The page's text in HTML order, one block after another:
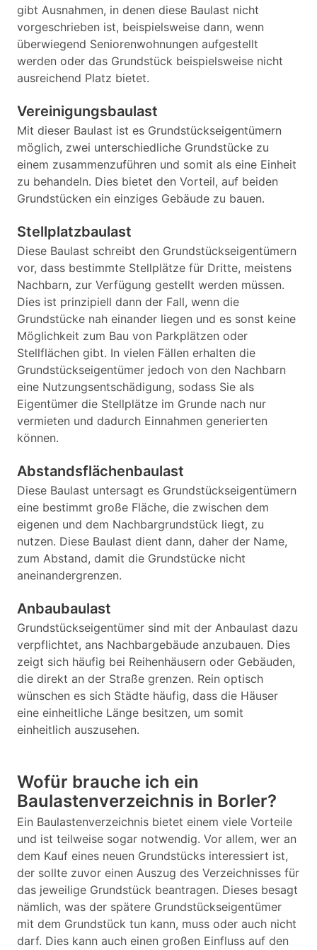
gibt Ausnahmen, in denen diese Baulast nicht
vorgeschrieben ist, beispielsweise dann, wenn
überwiegend Seniorenwohnungen aufgestellt
werden oder das Grundstück beispielsweise nicht
ausreichend Platz bietet.
Vereinigungsbaulast
Mit dieser Baulast ist es Grundstückseigentümern
möglich, zwei unterschiedliche Grundstücke zu
einem zusammenzuführen und somit als eine Einheit
zu behandeln. Dies bietet den Vorteil, auf beiden
Grundstücken ein einziges Gebäude zu bauen.
Stellplatzbaulast
Diese Baulast schreibt den Grundstückseigentümern
vor, dass bestimmte Stellplätze für Dritte, meistens
Nachbarn, zur Verfügung gestellt werden müssen.
Dies ist prinzipiell dann der Fall, wenn die
Grundstücke nah einander liegen und es sonst keine
Möglichkeit zum Bau von Parkplätzen oder
Stellflächen gibt. In vielen Fällen erhalten die
Grundstückseigentümer jedoch von den Nachbarn
eine Nutzungsentschädigung, sodass Sie als
Eigentümer die Stellplätze im Grunde nach nur
vermieten und dadurch Einnahmen generierten
können.
Abstandsflächenbaulast
Diese Baulast untersagt es Grundstückseigentümern
eine bestimmt große Fläche, die zwischen dem
eigenen und dem Nachbargrundstück liegt, zu
nutzen. Diese Baulast dient dann, daher der Name,
zum Abstand, damit die Grundstücke nicht
aneinandergrenzen.
Anbaubaulast
Grundstückseigentümer sind mit der Anbaulast dazu
verpflichtet, ans Nachbargebäude anzubauen. Dies
zeigt sich häufig bei Reihenhäusern oder Gebäuden,
die direkt an der Straße grenzen. Rein optisch
wünschen es sich Städte häufig, dass die Häuser
eine einheitliche Länge besitzen, um somit
einheitlich auszusehen.
Wofür brauche ich ein
Baulastenverzeichnis in Borler?
Ein Baulastenverzeichnis bietet einem viele Vorteile
und ist teilweise sogar notwendig. Vor allem, wer an
dem Kauf eines neuen Grundstücks interessiert ist,
der sollte zuvor einen Auszug des Verzeichnisses für
das jeweilige Grundstück beantragen. Dieses besagt
nämlich, was der spätere Grundstückseigentümer
mit dem Grundstück tun kann, muss oder auch nicht
darf. Dies kann auch einen großen Einfluss auf den